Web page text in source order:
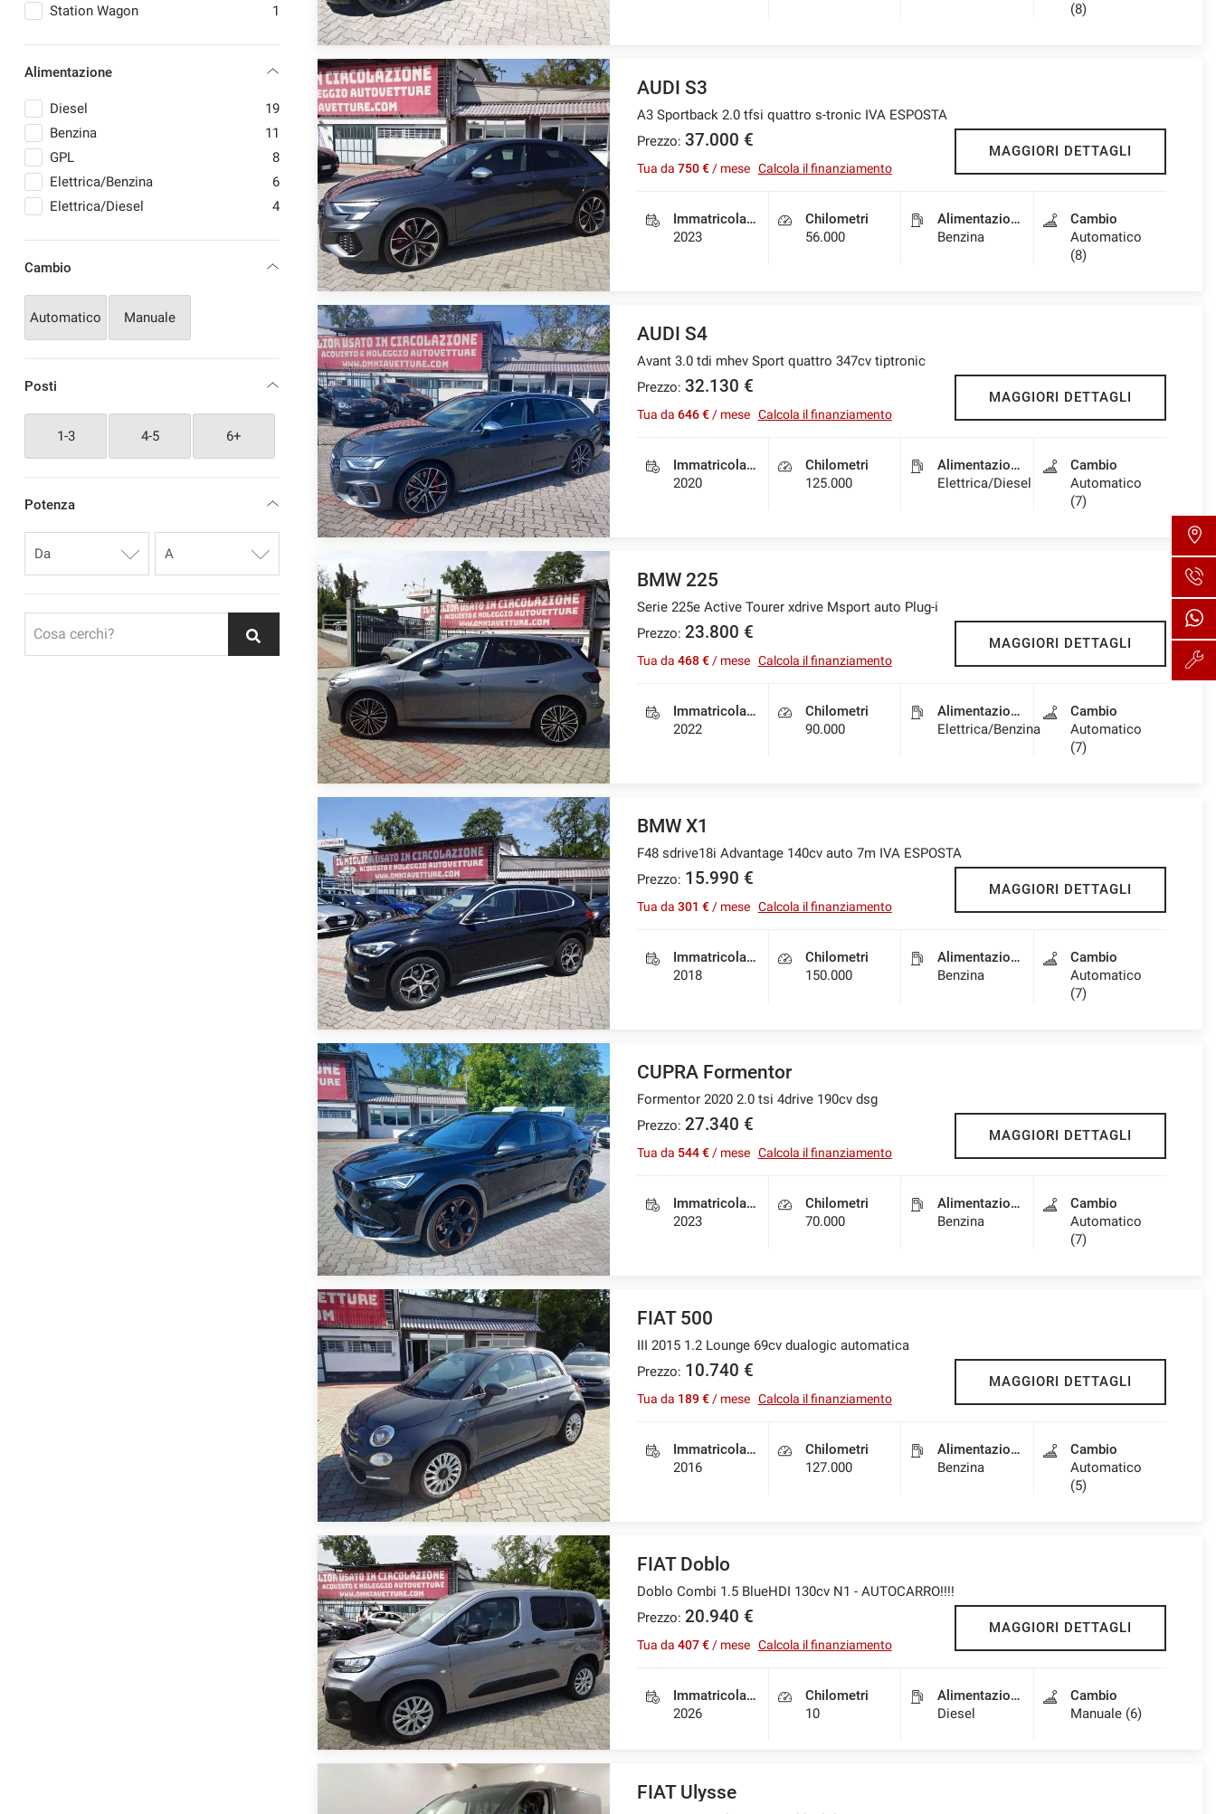
Station Wagon
1
Alimentazione
Diesel
19
Benzina
11
GPL
8
Elettrica/Benzina
6
Elettrica/Diesel
4
Cambio
Automatico Manuale
Posti
1-3 4-5 6+
Potenza
Cosa cerchi?
(8)
AUDI S3
A3 Sportback 2.0 tfsi quattro s-tronic IVA ESPOSTA
Prezzo: 37.000 €
Tua da 750 €/ mese Calcola il finanziamento
MAGGIORI DETTAGLI
Immatricolazione
2023
Chilometri
56.000
Alimentazione
Benzina
Cambio
Automatico
(8)
AUDI S4
Avant 3.0 tdi mhev Sport quattro 347cv tiptronic
Prezzo: 32.130 €
Tua da 646 €/ mese Calcola il finanziamento
MAGGIORI DETTAGLI
Immatricolazione
2020
Chilometri
125.000
Alimentazione
Elettrica/Diesel
Cambio
Automatico
(7)
BMW 225
Serie 225e Active Tourer xdrive Msport auto Plug-i
Prezzo: 23.800 €
Tua da 468 €/ mese Calcola il finanziamento
MAGGIORI DETTAGLI
Immatricolazione
2022
Chilometri
90.000
Alimentazione
Elettrica/Benzina
Cambio
Automatico
(7)
BMW X1
F48 sdrive18i Advantage 140cv auto 7m IVA ESPOSTA
Prezzo: 15.990 €
Tua da 301 €/ mese Calcola il finanziamento
MAGGIORI DETTAGLI
Immatricolazione
2018
Chilometri
150.000
Alimentazione
Benzina
Cambio
Automatico
(7)
CUPRA Formentor
Formentor 2020 2.0 tsi 4drive 190cv dsg
Prezzo: 27.340 €
Tua da 544 €/ mese Calcola il finanziamento
MAGGIORI DETTAGLI
Immatricolazione
2023
Chilometri
70.000
Alimentazione
Benzina
Cambio
Automatico
(7)
FIAT 500
III 2015 1.2 Lounge 69cv dualogic automatica
Prezzo: 10.740 €
Tua da 189 €/ mese Calcola il finanziamento
MAGGIORI DETTAGLI
Immatricolazione
2016
Chilometri
127.000
Alimentazione
Benzina
Cambio
Automatico
(5)
FIAT Doblo
Doblo Combi 1.5 BlueHDI 130cv N1 - AUTOCARRO!!!!
Prezzo: 20.940 €
Tua da 407 €/ mese Calcola il finanziamento
MAGGIORI DETTAGLI
Immatricolazione
2026
Chilometri
10
Alimentazione
Diesel
Cambio
Manuale (6)
FIAT Ulysse
Cookie analitici